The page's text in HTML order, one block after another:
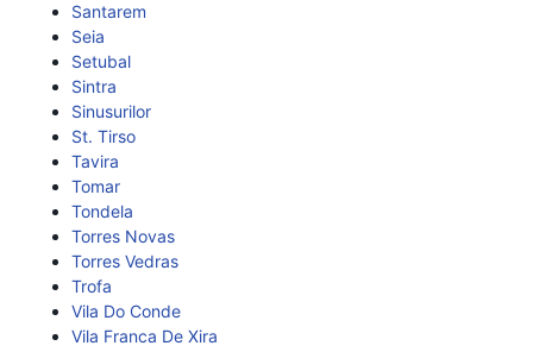
Santarem
Seia
Setubal
Sintra
Sinusurilor
St. Tirso
Tavira
Tomar
Tondela
Torres Novas
Torres Vedras
Trofa
Vila Do Conde
Vila Franca De Xira